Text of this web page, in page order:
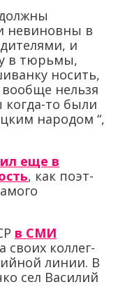
невиновны в
и
в тюрьмы,
носить,
нельзя
то были
народом “,
еще в
, как поэт-
в СМИ
своих коллег-
линии. В
сел Василий